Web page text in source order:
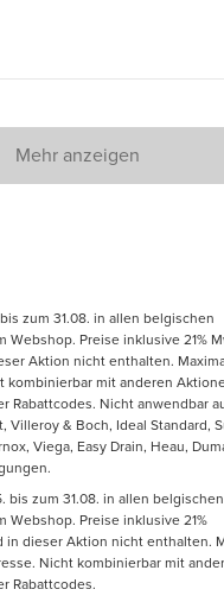
Mehr anzeigen
zum 31.08. in allen belgischen
Preise inklusive 21%
Aktion nicht enthalten.
kombinierbar mit anderen
Rabattcodes. Nicht anwendbar
Villeroy & Boch, Ideal Standard,
Viega, Easy Drain, Heau,
bis zum 31.08. in allen belgischen
Webshop. Preise inklusive 21%
in dieser Aktion nicht enthalten.
Nicht kombinierbar mit
Rabattcodes.